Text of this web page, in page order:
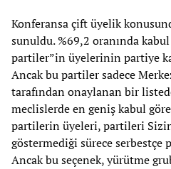
Konferansa çift üyelik
sunuldu. %69,2 oranında
partiler”in üyelerinin partiye
Ancak bu partiler sadece
tarafından onaylanan bir
meclislerde en geniş kabul
partilerin üyeleri, partileri Sizin
göstermediği sürece
Ancak bu seçenek, yürütme